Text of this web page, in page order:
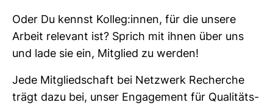
Oder Du kennst Kolleg:innen, für die unsere
Arbeit rele­vant ist? Sprich mit ihnen über uns
und lade sie ein, Mit­glied zu werden!
Jede Mit­glied­schaft bei Netz­werk Recherche
trägt dazu bei, unser Enga­ge­ment für Qua­li­täts­